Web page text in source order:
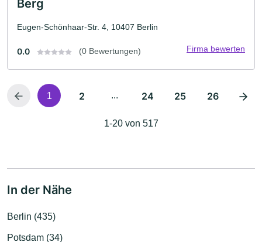
Berg
Eugen-Schönhaar-Str. 4, 10407 Berlin
0.0 (0 Bewertungen) Firma bewerten
1 2 ... 24 25 26
1-20 von 517
In der Nähe
Berlin (435)
Potsdam (34)